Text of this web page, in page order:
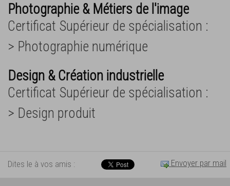
Photographie & Métiers de l'image
Certificat Supérieur de spécialisation :
> Photographie numérique
Design & Création industrielle
Certificat Supérieur de spécialisation :
> Design produit
Dites le à vos amis : Envoyer par mail